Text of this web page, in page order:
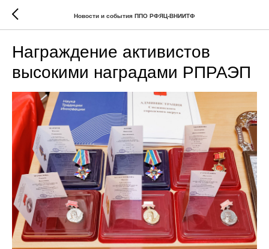
Новости и события ППО РФЯЦ-ВНИИТФ
Награждение активистов
высокими наградами РПРАЭП